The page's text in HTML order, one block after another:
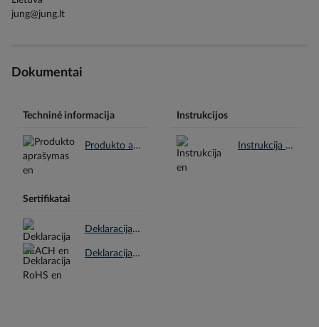
jung@jung.lt
Dokumentai
Techninė informacija
Produkto aprašymas en.pdf
Instrukcijos
Instrukcija en.pdf
Sertifikatai
Deklaracija REACH en.pdf
Deklaracija RoHS en.pdf